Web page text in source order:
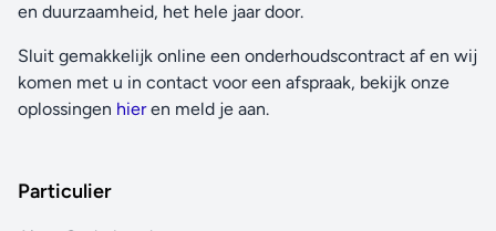
en duurzaamheid, het hele jaar door.
Sluit gemakkelijk online een onderhoudscontract af en wij
komen met u in contact voor een afspraak, bekijk onze
oplossingen hieren meld je aan.
Particulier